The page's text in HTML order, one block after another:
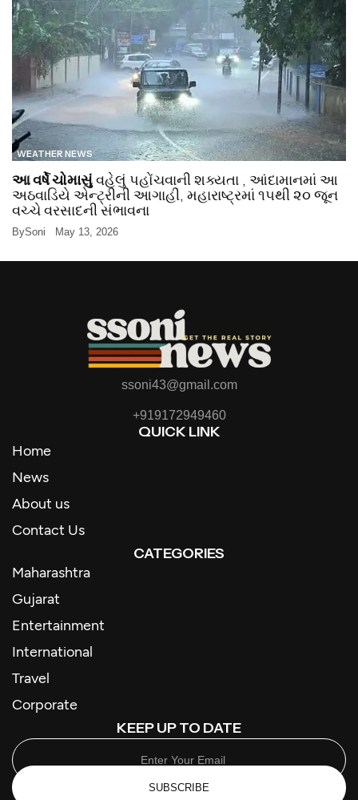
WEATHER NEWS
આ વર્ષે ચોમાસુંવહેલું પહોંચવાની શક્યતા , આંદામાનમાં આ
અઠવાડિયે એન્ટ્રીની આગાહી, મહારાષ્ટ્રમાં ૧૫થી ૨૦ જૂન
વચ્ચે વરસાદની સંભાવના
BySoni May 13, 2026
ssoni43@gmail.com
+919172949460
QUICK LINK
Home
News
About us
Contact Us
CATEGORIES
Maharashtra
Gujarat
Entertainment
International
Travel
Corporate
KEEP UP TO DATE
SUBSCRIBE